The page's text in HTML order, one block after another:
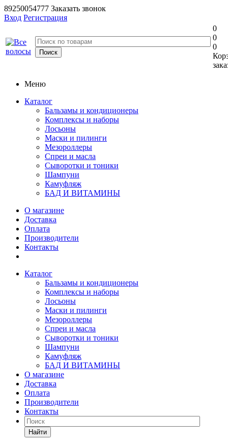
89250054777 Заказать звонок
Вход Регистрация
0
0
0
Меню
Каталог
Бальзамы и кондиционеры
Комплексы и наборы
Лосьоны
Маски и пилинги
Мезороллеры
Спреи и масла
Сыворотки и тоники
Шампуни
Камуфляж
БАД И ВИТАМИНЫ
О магазине
Доставка
Оплата
Производители
Контакты
Каталог
Бальзамы и кондиционеры
Комплексы и наборы
Лосьоны
Маски и пилинги
Мезороллеры
Спреи и масла
Сыворотки и тоники
Шампуни
Камуфляж
БАД И ВИТАМИНЫ
О магазине
Доставка
Оплата
Производители
Контакты
Найти